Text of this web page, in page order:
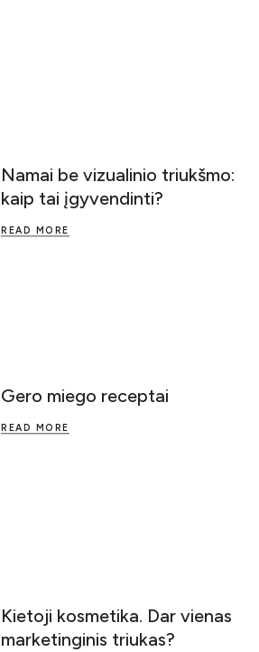
Namai be vizualinio triukšmo:
kaip tai įgyvendinti?
READ MORE
Gero miego receptai
READ MORE
Kietoji kosmetika. Dar vienas
marketinginis triukas?